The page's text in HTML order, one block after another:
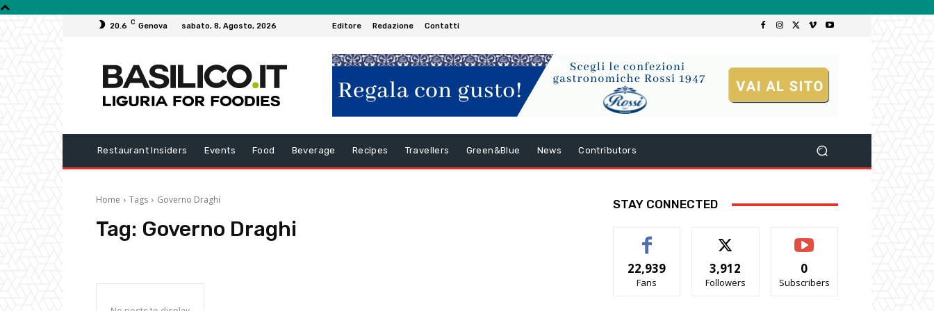
20.6 C Genova sabato, 8, Agosto, 2026 Editore Redazione Contatti
Restaurant Insiders Events Food Beverage Recipes Travellers Green&Blue News Contributors
Home Tags Governo Draghi
Tag: Governo Draghi
STAY CONNECTED
22,939
Fans
3,912
Followers
0
Subscribers